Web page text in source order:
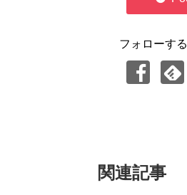
フォローする
関連記事